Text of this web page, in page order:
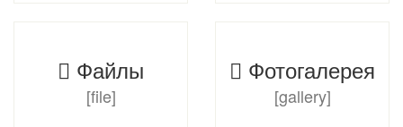
Файлы
[file]
Фотогалерея
[gallery]